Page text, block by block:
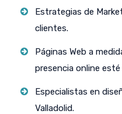
Estrategias de
clientes.
Páginas Web a
presencia online
Especialistas en
Valladolid.